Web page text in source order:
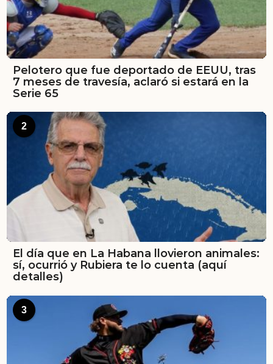
Pelotero que fue deportado de EEUU, tras
7 meses de travesía, aclaró si estará en la
Serie 65
2
El día que en La Habana llovieron animales:
sí, ocurrió y Rubiera te lo cuenta (aquí
detalles)
3